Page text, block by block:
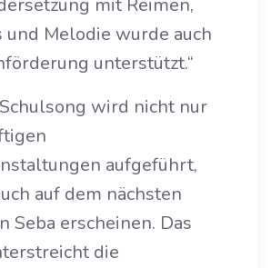
mit Reimen,
und Melodie wurde auch
unterstützt.“
wird nicht nur
aufgeführt,
auf dem nächsten
Seba erscheinen. Das
die